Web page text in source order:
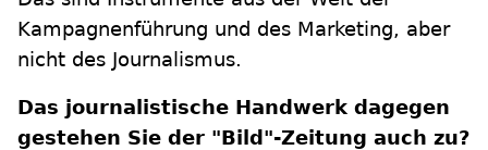
Kampagnenführung und des Marketing, aber
nicht des Journalismus.
Das journalistische Handwerk dagegen
gestehen Sie der "Bild"-Zeitung auch zu?